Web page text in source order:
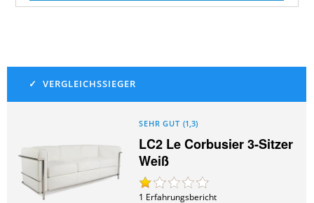
SEHR GUT (1,3)
LC2 Le Corbusier 3-Sitzer
Weiß
1 Erfahrungsbericht